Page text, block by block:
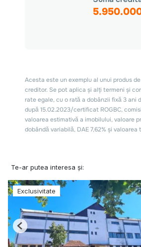
Te-ar putea interesa și:
Exclusivitate
Previous